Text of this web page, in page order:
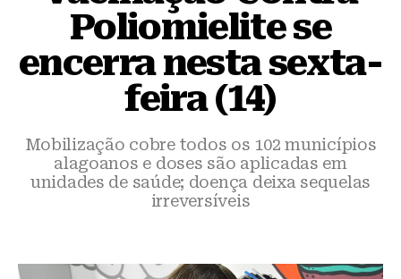
Poliomielite se
encerra nesta sexta-
feira (14)
Mobilização cobre todos os 102 municípios
alagoanos e doses são aplicadas em
unidades de saúde; doença deixa sequelas
irreversíveis